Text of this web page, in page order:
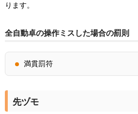
ります。
全自動卓の操作ミスした場合の罰則
満貫罰符
先ヅモ